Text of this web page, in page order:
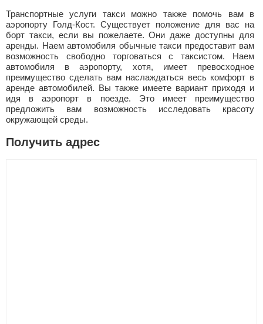
Транспортные услуги такси можно также помочь вам в
аэропорту Голд-Кост. Существует положение для вас на
борт такси, если вы пожелаете. Они даже доступны для
аренды. Наем автомобиля обычные такси предоставит вам
возможность свободно торговаться с таксистом. Наем
автомобиля в аэропорту, хотя, имеет превосходное
преимущество сделать вам наслаждаться весь комфорт в
аренде автомобилей. Вы также имеете вариант приходя и
идя в аэропорт в поезде. Это имеет преимущество
предложить вам возможность исследовать красоту
окружающей среды.
Получить адрес